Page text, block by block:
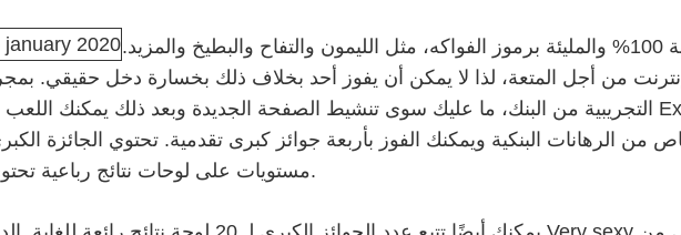
استمتع بهذه الفتحة الكلاسيكية المجانية بنسبة 100% والمليئة برموز الفواكه، مثل الليمون والتفاح والبطيخ والمزيد.
من أجل المتعة، لذا لا يمكن أن يفوز أحد بخلاف ذلك بخسارة دخل حقيقي.
من الرهانات البنكية ويمكنك الفوز بأربعة جوائز كبرى تقدمية. تحتوي الجائزة
مستويات على لوحات نتائج رباعية تحتوي على 4 بدلات من البطاقات.